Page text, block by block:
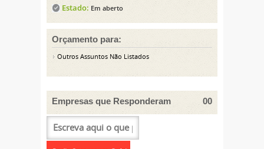
Estado: Em aberto
Orçamento para:
Outros Assuntos Não Listados
Empresas que Responderam 00